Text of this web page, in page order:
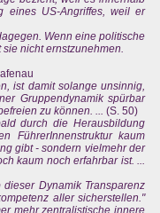
eines US-Angriffes, weil er
Wenn eine politische
nicht ernstzunehmen.
ist damit solange unsinnig,
Gruppendynamik spürbar
zu können. ... (S. 50)
durch die Herausbildung
FührerInnenstruktur kaum
gibt - sondern vielmehr der
kaum noch erfahrbar ist. ...
Dynamik Transparenz
aller sicherstellen."